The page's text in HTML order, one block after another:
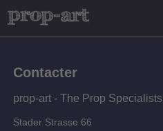
Contacter
prop-art - The Prop Specialists
Stader Strasse 66